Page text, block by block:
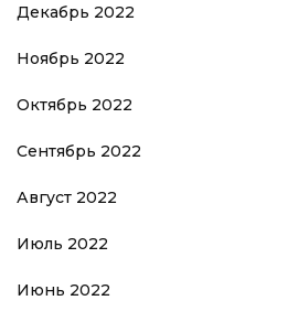
Декабрь 2022
Ноябрь 2022
Октябрь 2022
Сентябрь 2022
Август 2022
Июль 2022
Июнь 2022